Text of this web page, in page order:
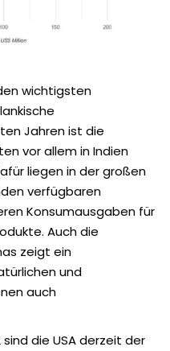
wichtigsten
Jahren ist die
vor allem in Indien
liegen in der großen
verfügbaren
Konsumausgaben für
Auch die
zeigt ein
und
auch
die USA derzeit der